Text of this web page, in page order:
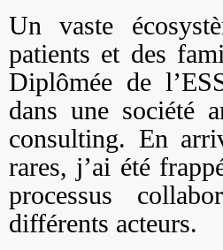
Un vaste
patients et des
Diplômée de
dans une société
consulting. En
rares, j’ai été
processus
différents acteurs.